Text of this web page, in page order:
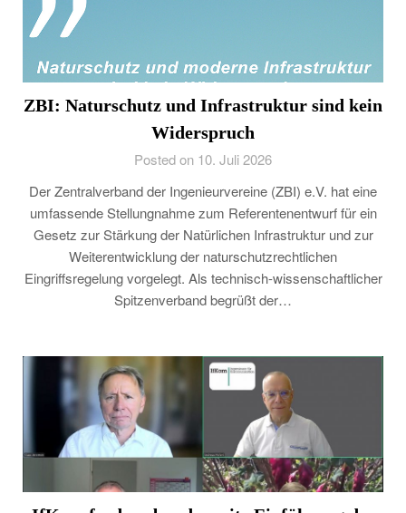
ZBI: Naturschutz und Infrastruktur sind kein
Widerspruch
Posted on 10. Juli 2026
Der Zentralverband der Ingenieurvereine (ZBI) e.V. hat eine
umfassende Stellungnahme zum Referentenentwurf für ein
Gesetz zur Stärkung der Natürlichen Infrastruktur und zur
Weiterentwicklung der naturschutzrechtlichen
Eingriffsregelung vorgelegt. Als technisch-wissenschaftlicher
Spitzenverband begrüßt der…